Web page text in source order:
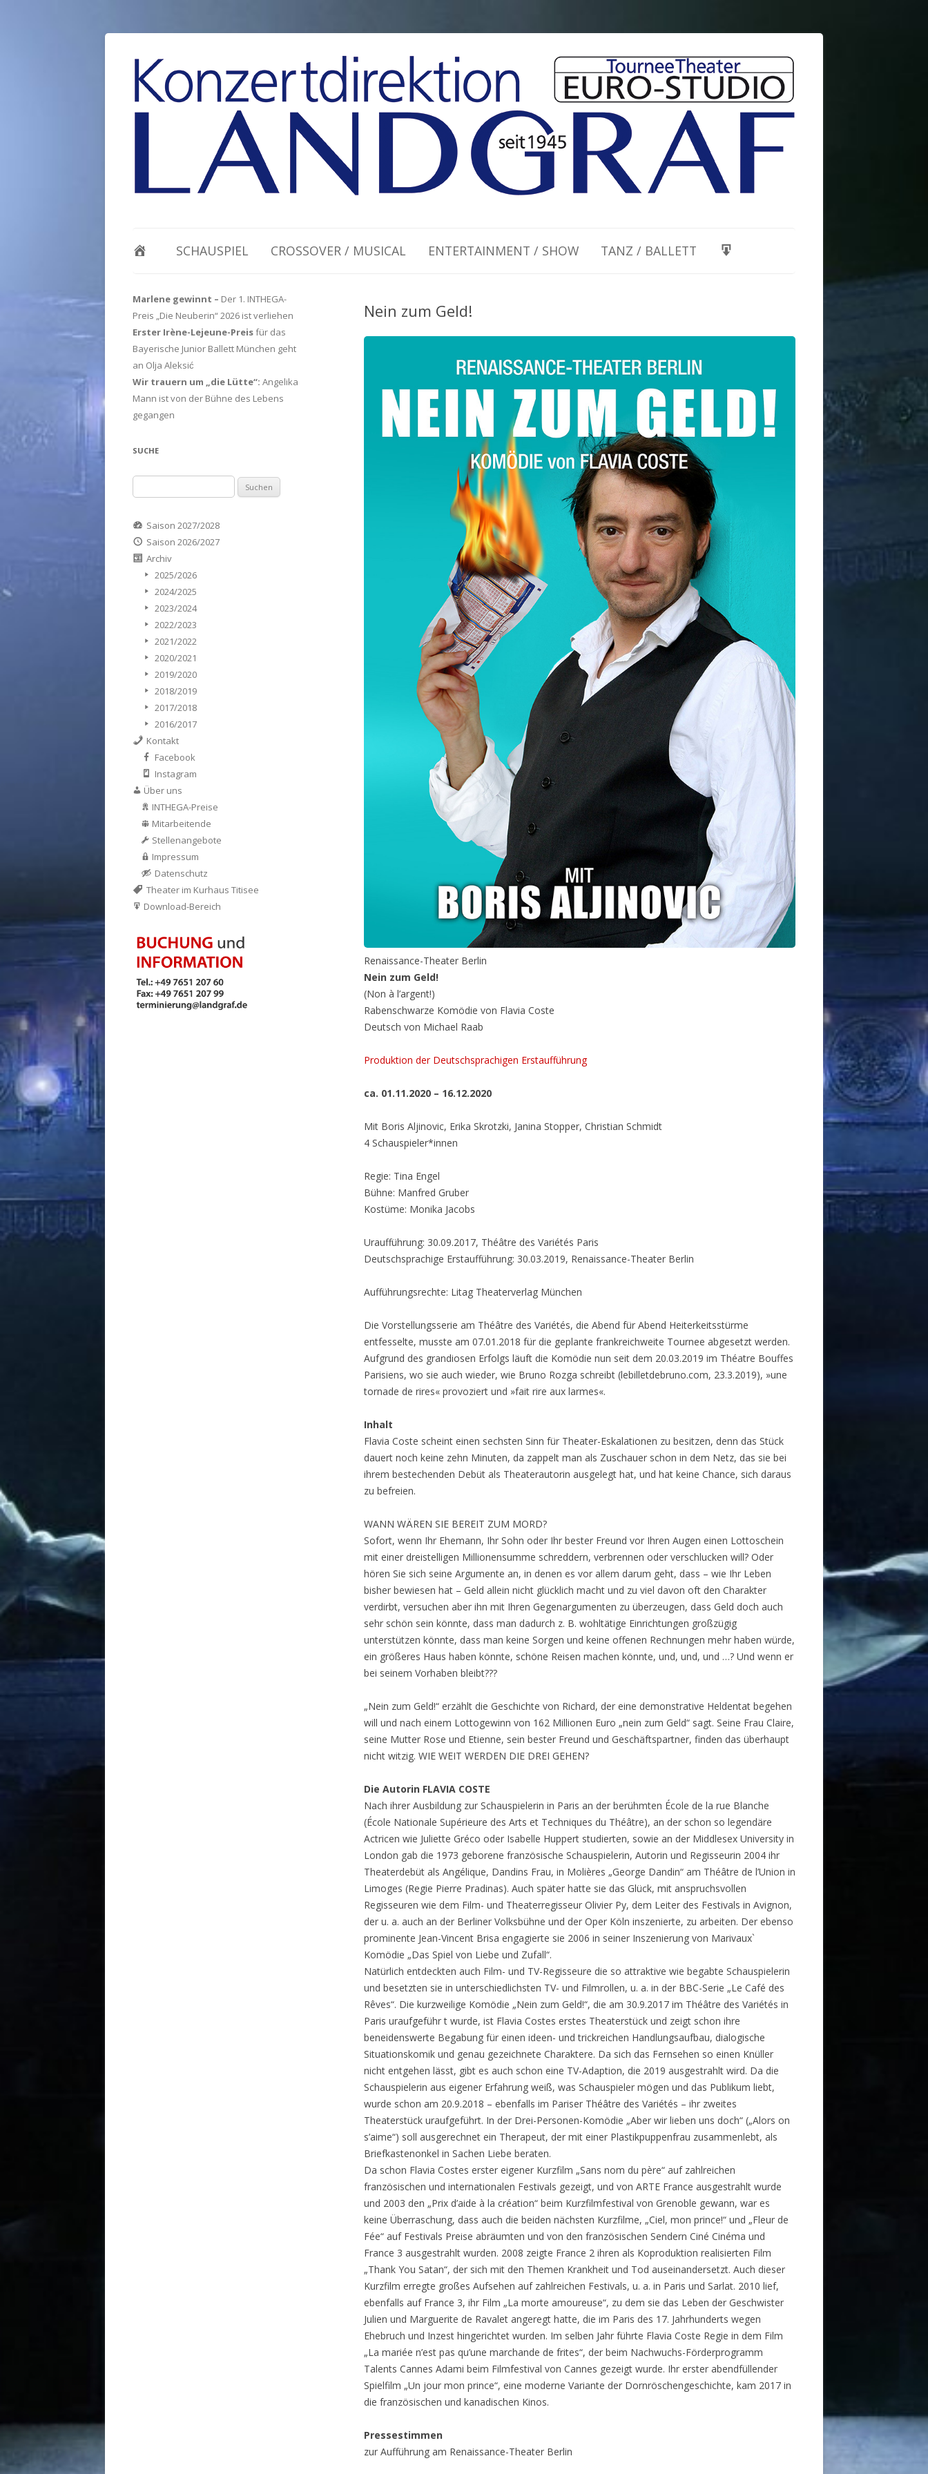
SCHAUSPIEL CROSSOVER / MUSICAL ENTERTAINMENT / SHOW TANZ / BALLETT
Nein zum Geld!
Renaissance-Theater Berlin
Nein zum Geld!
(Non à l’argent!)
Rabenschwarze Komödie von Flavia Coste
Deutsch von Michael Raab
Produktion der Deutschsprachigen Erstaufführung
ca. 01.11.2020 – 16.12.2020
Mit Boris Aljinovic, Erika Skrotzki, Janina Stopper, Christian Schmidt
4 Schauspieler*innen
Regie: Tina Engel
Bühne: Manfred Gruber
Kostüme: Monika Jacobs
Uraufführung: 30.09.2017, Théâtre des Variétés Paris
Deutschsprachige Erstaufführung: 30.03.2019, Renaissance-Theater Berlin
Aufführungsrechte: Litag Theaterverlag München
Die Vorstellungsserie am Théâtre des Variétés, die Abend für Abend Heiterkeitsstürme
entfesselte, musste am 07.01.2018 für die geplante frankreichweite Tournee abgesetzt werden.
Aufgrund des grandiosen Erfolgs läuft die Komödie nun seit dem 20.03.2019 im Théatre Bouffes
Parisiens, wo sie auch wieder, wie Bruno Rozga schreibt (lebilletdebruno.com, 23.3.2019), »une
tornade de rires« provoziert und »fait rire aux larmes«.
Inhalt
Flavia Coste scheint einen sechsten Sinn für Theater-Eskalationen zu besitzen, denn das Stück
dauert noch keine zehn Minuten, da zappelt man als Zuschauer schon in dem Netz, das sie bei
ihrem bestechenden Debüt als Theaterautorin ausgelegt hat, und hat keine Chance, sich daraus
zu befreien.
WANN WÄREN SIE BEREIT ZUM MORD?
Sofort, wenn Ihr Ehemann, Ihr Sohn oder Ihr bester Freund vor Ihren Augen einen Lottoschein
mit einer dreistelligen Millionensumme schreddern, verbrennen oder verschlucken will? Oder
hören Sie sich seine Argumente an, in denen es vor allem darum geht, dass – wie Ihr Leben
bisher bewiesen hat – Geld allein nicht glücklich macht und zu viel davon oft den Charakter
verdirbt, versuchen aber ihn mit Ihren Gegenargumenten zu überzeugen, dass Geld doch auch
sehr schön sein könnte, dass man dadurch z. B. wohltätige Einrichtungen großzügig
unterstützen könnte, dass man keine Sorgen und keine offenen Rechnungen mehr haben würde,
ein größeres Haus haben könnte, schöne Reisen machen könnte, und, und, und …? Und wenn er
bei seinem Vorhaben bleibt???
„Nein zum Geld!“ erzählt die Geschichte von Richard, der eine demonstrative Heldentat begehen
will und nach einem Lottogewinn von 162 Millionen Euro „nein zum Geld“ sagt. Seine Frau Claire,
seine Mutter Rose und Etienne, sein bester Freund und Geschäftspartner, finden das überhaupt
nicht witzig. WIE WEIT WERDEN DIE DREI GEHEN?
Die Autorin FLAVIA COSTE
Nach ihrer Ausbildung zur Schauspielerin in Paris an der berühmten École de la rue Blanche
(École Nationale Supérieure des Arts et Techniques du Théâtre), an der schon so legendäre
Actricen wie Juliette Gréco oder Isabelle Huppert studierten, sowie an der Middlesex University in
London gab die 1973 geborene französische Schauspielerin, Autorin und Regisseurin 2004 ihr
Theaterdebüt als Angélique, Dandins Frau, in Molières „George Dandin“ am Théâtre de l’Union in
Limoges (Regie Pierre Pradinas). Auch später hatte sie das Glück, mit anspruchsvollen
Regisseuren wie dem Film- und Theaterregisseur Olivier Py, dem Leiter des Festivals in Avignon,
der u. a. auch an der Berliner Volksbühne und der Oper Köln inszenierte, zu arbeiten. Der ebenso
prominente Jean-Vincent Brisa engagierte sie 2006 in seiner Inszenierung von Marivaux`
Komödie „Das Spiel von Liebe und Zufall“.
Natürlich entdeckten auch Film- und TV-Regisseure die so attraktive wie begabte Schauspielerin
und besetzten sie in unterschiedlichsten TV- und Filmrollen, u. a. in der BBC-Serie „Le Café des
Rêves“. Die kurzweilige Komödie „Nein zum Geld!“, die am 30.9.2017 im Théâtre des Variétés in
Paris uraufgeführ t wurde, ist Flavia Costes erstes Theaterstück und zeigt schon ihre
beneidenswerte Begabung für einen ideen- und trickreichen Handlungsaufbau, dialogische
Situationskomik und genau gezeichnete Charaktere. Da sich das Fernsehen so einen Knüller
nicht entgehen lässt, gibt es auch schon eine TV-Adaption, die 2019 ausgestrahlt wird. Da die
Schauspielerin aus eigener Erfahrung weiß, was Schauspieler mögen und das Publikum liebt,
wurde schon am 20.9.2018 – ebenfalls im Pariser Théâtre des Variétés – ihr zweites
Theaterstück uraufgeführt. In der Drei-Personen-Komödie „Aber wir lieben uns doch“ („Alors on
s’aime“) soll ausgerechnet ein Therapeut, der mit einer Plastikpuppenfrau zusammenlebt, als
Briefkastenonkel in Sachen Liebe beraten.
Da schon Flavia Costes erster eigener Kurzfilm „Sans nom du père“ auf zahlreichen
französischen und internationalen Festivals gezeigt, und von ARTE France ausgestrahlt wurde
und 2003 den „Prix d’aide à la création“ beim Kurzfilmfestival von Grenoble gewann, war es
keine Überraschung, dass auch die beiden nächsten Kurzfilme, „Ciel, mon prince!“ und „Fleur de
Fée“ auf Festivals Preise abräumten und von den französischen Sendern Ciné Cinéma und
France 3 ausgestrahlt wurden. 2008 zeigte France 2 ihren als Koproduktion realisierten Film
„Thank You Satan“, der sich mit den Themen Krankheit und Tod auseinandersetzt. Auch dieser
Kurzfilm erregte großes Aufsehen auf zahlreichen Festivals, u. a. in Paris und Sarlat. 2010 lief,
ebenfalls auf France 3, ihr Film „La morte amoureuse“, zu dem sie das Leben der Geschwister
Julien und Marguerite de Ravalet angeregt hatte, die im Paris des 17. Jahrhunderts wegen
Ehebruch und Inzest hingerichtet wurden. Im selben Jahr führte Flavia Coste Regie in dem Film
„La mariée n’est pas qu’une marchande de frites“, der beim Nachwuchs-Förderprogramm
Talents Cannes Adami beim Filmfestival von Cannes gezeigt wurde. Ihr erster abendfüllender
Spielfilm „Un jour mon prince“, eine moderne Variante der Dornröschengeschichte, kam 2017 in
die französischen und kanadischen Kinos.
Pressestimmen
zur Aufführung am Renaissance-Theater Berlin
Marlene gewinnt – Der 1. INTHEGA-
Preis „Die Neuberin“ 2026 ist verliehen
Erster Irène-Lejeune-Preisfür das
Bayerische Junior Ballett München geht
an Olja Aleksić
Wir trauern um „die Lütte“: Angelika
Mann ist von der Bühne des Lebens
gegangen
SUCHE
nach:
Saison 2027/2028
Saison 2026/2027
Archiv
2025/2026
2024/2025
2023/2024
2022/2023
2021/2022
2020/2021
2019/2020
2018/2019
2017/2018
2016/2017
Kontakt
Facebook
Instagram
Über uns
INTHEGA-Preise
Mitarbeitende
Stellenangebote
Impressum
Datenschutz
Theater im Kurhaus Titisee
Download-Bereich